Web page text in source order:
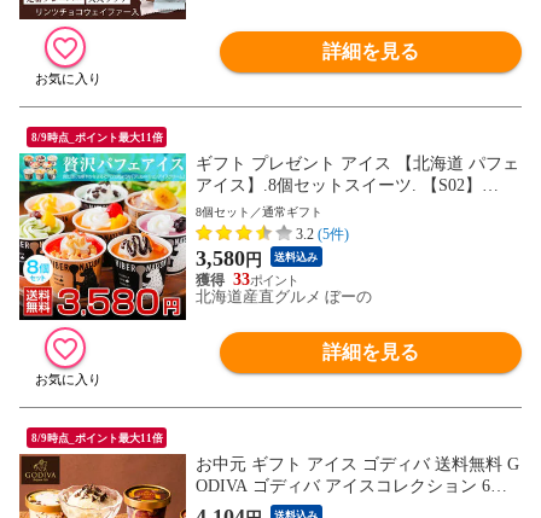
詳細を見る
8/9時点_ポイント最大11倍
ギフト プレゼント アイス 【北海道 パフェ
アイス】.8個セットスイーツ. 【S02】
【S】 映えスイーツ アイスクリーム デコ
レーション 詰め合わせ おしゃれスイーツ
ギフト かわいいスイーツ 贈り物 送料無料
お取り寄せスイーツ パフェ 誕生日 内祝い
8個セット／通常ギフト
3.2 (5件)
3,580円 送料込み
33
北海道産直グルメ ぼーの
詳細を見る
8/9時点_ポイント最大11倍
お中元 ギフト アイス ゴディバ 送料無料 G
ODIVA ゴディバ アイスコレクション 6個
入 209279 メーカー直送 / カップアイス ア
送料込み